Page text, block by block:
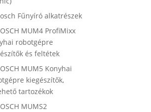
Fűnyíró alkatrészek
MUM4 ProfiMixx
robotgépre
és feltétek
MUM5 Konyhai
kiegészítők,
tartozékok
MUMS2